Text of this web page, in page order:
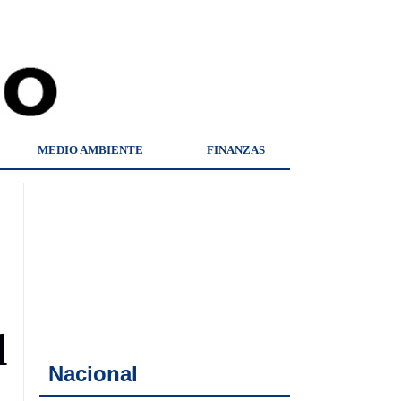
MEDIO AMBIENTE FINANZAS
Nacional